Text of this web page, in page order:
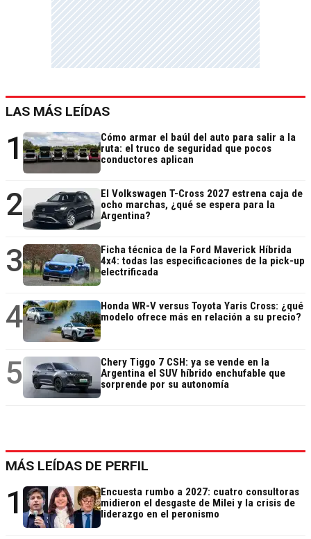
LAS MÁS LEÍDAS
1
Cómo armar el baúl del auto para salir a la
ruta: el truco de seguridad que pocos
conductores aplican
2
El Volkswagen T-Cross 2027 estrena caja de
ocho marchas, ¿qué se espera para la
Argentina?
3
Ficha técnica de la Ford Maverick Híbrida
4x4: todas las especificaciones de la pick-up
electrificada
4
Honda WR-V versus Toyota Yaris Cross: ¿qué
modelo ofrece más en relación a su precio?
5
Chery Tiggo 7 CSH: ya se vende en la
Argentina el SUV híbrido enchufable que
sorprende por su autonomía
MÁS LEÍDAS DE PERFIL
1
Encuesta rumbo a 2027: cuatro consultoras
midieron el desgaste de Milei y la crisis de
liderazgo en el peronismo